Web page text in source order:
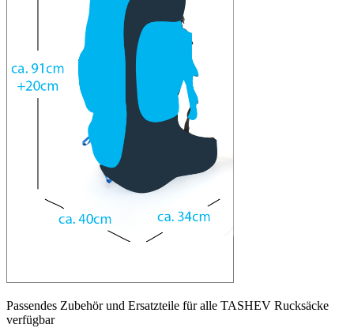
Passendes Zubehör und Ersatzteile für alle TASHEV Rucksäcke
verfügbar